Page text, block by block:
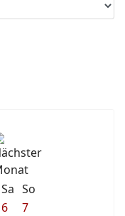
Sa So
6
7